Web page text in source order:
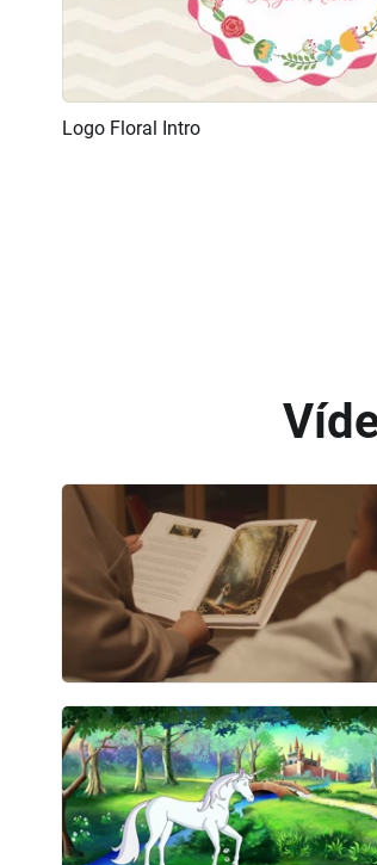
Previsualizar
Logo Floral Intro